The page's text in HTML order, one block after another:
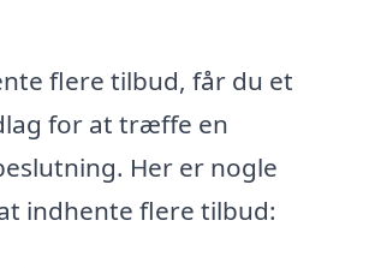
flere tilbud, får du et
for at træffe en
Her er nogle
indhente flere tilbud: